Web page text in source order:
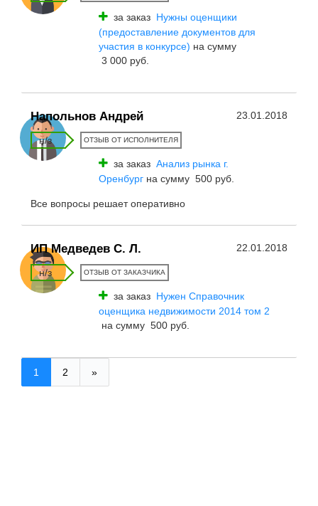
за заказ Нужны оценщики
(предоставление документов для
участия в конкурсе) на сумму
3 000 руб.
Напольнов Андрей 23.01.2018
н/з ОТЗЫВ ОТ ИСПОЛНИТЕЛЯ
за заказ Анализ рынка г.
Оренбург на сумму 500 руб.
Все вопросы решает оперативно
ИП Медведев С. Л. 22.01.2018
н/з ОТЗЫВ ОТ ЗАКАЗЧИКА
за заказ Нужен Справочник
оценщика недвижимости 2014 том 2
на сумму 500 руб.
1 2 »